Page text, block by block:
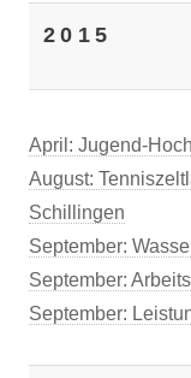
2015
April: Jugend-
August:
Schillingen
September:
September:
September: